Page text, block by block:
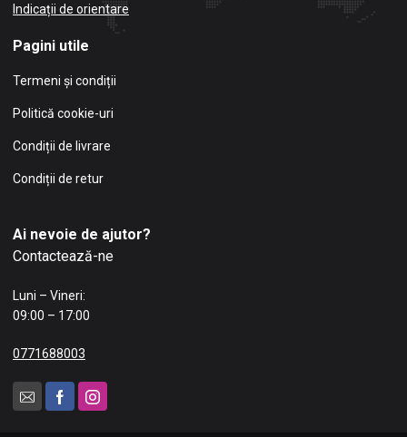
Indicații de orientare
Pagini utile
Termeni și condiții
Politică cookie-uri
Condiții de livrare
Condiții de retur
Ai nevoie de ajutor?
Contactează-ne
Luni – Vineri:
09:00 – 17:00
0771688003